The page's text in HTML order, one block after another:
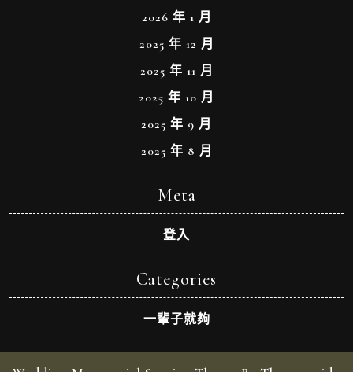
2026 年 1 月
2025 年 12 月
2025 年 11 月
2025 年 10 月
2025 年 9 月
2025 年 8 月
Meta
登入
Categories
一輩子就夠